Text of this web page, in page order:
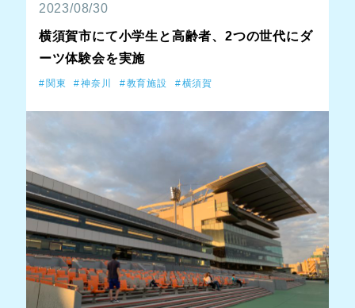
2023/08/30
横須賀市にて小学生と高齢者、2つの世代にダ
ーツ体験会を実施
関東 神奈川 教育施設 横須賀